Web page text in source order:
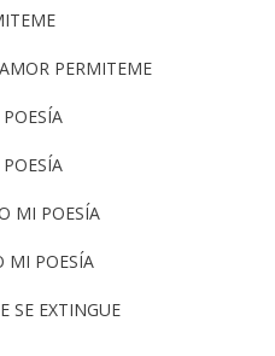
AMOR PERMITEME
MI POESÍA
MI POESÍA
SE EXTINGUE